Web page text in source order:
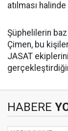
atılması
Şüphelilerin
Çimen, bu
JASAT
HABERE